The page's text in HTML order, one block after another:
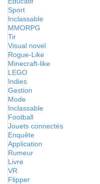
Sport
Inclassable
MMORPG
Tir
Visual novel
Rogue-Like
Minecraft-like
LEGO
Indies
Gestion
Mode
Inclassable
Football
Jouets connectés
Enquête
Application
Rumeur
Livre
VR
Flipper